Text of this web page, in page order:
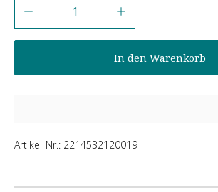
In den Warenkorb
Artikel-Nr.: 2214532120019